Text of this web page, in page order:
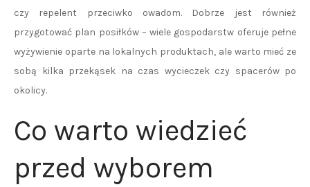
czy repelent przeciwko owadom. Dobrze jest również
przygotować plan posiłków – wiele gospodarstw oferuje pełne
wyżywienie oparte na lokalnych produktach, ale warto mieć ze
sobą kilka przekąsek na czas wycieczek czy spacerów po
okolicy.
Co warto wiedzieć
przed wyborem